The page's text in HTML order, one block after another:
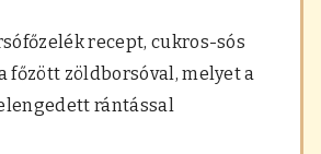
recept, cukros-sós
főzött zöldborsóval, melyet a
rántással